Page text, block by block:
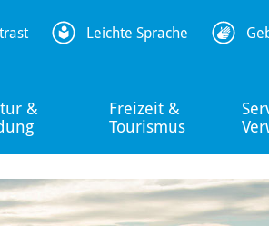
&
Freizeit &
Tourismus
Leichte Sprache